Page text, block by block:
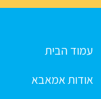
עמוד הבית
אודות אמאבא